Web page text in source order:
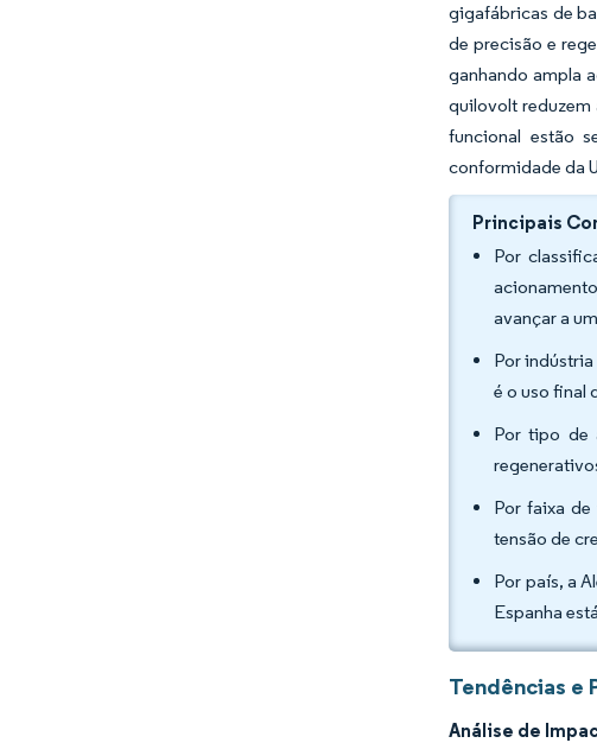
gigafábricas de
de precisão e
ganhando ampla
quilovolt reduzem
funcional estão
conformidade da
Principais
Por
avançar a
Por
é o uso final
Por tipo de
Por faixa
tensão de
Por país, a
Espanha
Tendências e
Análise de